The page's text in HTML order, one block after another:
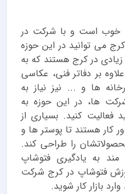
خوب است و با شرکت در
می توانید در این حوزه
در کرج هستند که به
بر دفاتر فنی، عکاسی
ها و ... نیز نیاز به
ها، در این حوزه به
کنید. بسیاری از
کار هستند تا پوستر ها و
را طراحی کند.
به یادگیری فتوشاپ
فتوشاپ در کرج شرکت
بازار کار شوید.